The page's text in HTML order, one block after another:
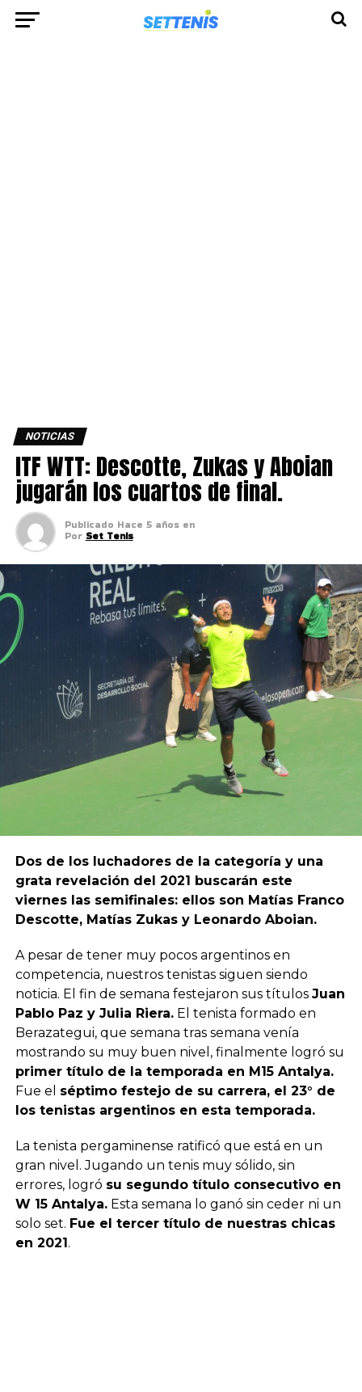
NOTICIAS
ITF WTT: Descotte, Zukas y Aboian
jugarán los cuartos de final.
Publicado Hace 5 años en
Por Set Tenis
Dos de los luchadores de la categoría y una
grata revelación del 2021 buscarán este
viernes las semifinales: ellos son Matías Franco
Descotte, Matías Zukas y Leonardo Aboian.
A pesar de tener muy pocos argentinos en
competencia, nuestros tenistas siguen siendo
noticia. El fin de semana festejaron sus títulos Juan
Pablo Paz y Julia Riera.El tenista formado en
Berazategui, que semana tras semana venía
mostrando su muy buen nivel, finalmente logró su
primer título de la temporada en M15 Antalya.
Fue el séptimo festejo de su carrera, el 23° de
los tenistas argentinos en esta temporada.
La tenista pergaminense ratificó que está en un
gran nivel. Jugando un tenis muy sólido, sin
errores, logró su segundo título consecutivo en
W 15 Antalya.Esta semana lo ganó sin ceder ni un
solo set. Fue el tercer título de nuestras chicas
en 2021.